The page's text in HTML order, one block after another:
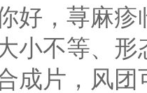
好，荨麻疹
小不等、
成片，风团